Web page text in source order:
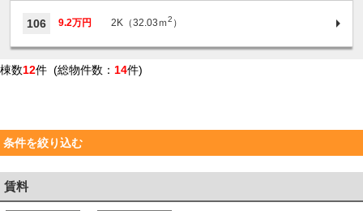
106 9.2万円 2K（32.03ｍ2 ）
棟数12件 (総物件数： 14件)
条件を絞り込む
賃料